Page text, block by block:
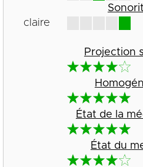
claire
Projection
État de la
État du